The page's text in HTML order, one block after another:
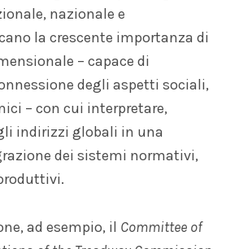
nazionale e
la crescente importanza di
– capace di
degli aspetti sociali,
– con cui interpretare,
indirizzi globali in una
dei sistemi normativi,
ad esempio, il Committee of